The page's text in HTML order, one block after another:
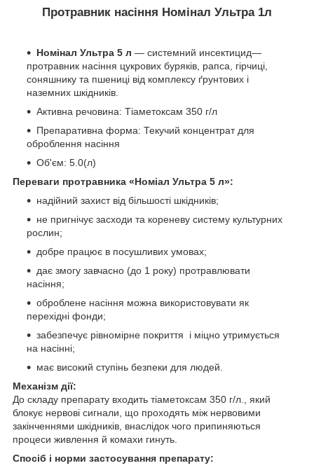
Протравник насіння Номінал Ультра 1л
Номінал Ультра 5 л — системний инсектицид—
протравник насіння цукрових буряків, рапса, гірчиці,
соняшнику та пшениці від комплексу ґрунтових і
наземних шкідників.
Активна речовина: Тіаметоксам 350 г/л
Препаративна форма: Текучий концентрат для
оброблення насіння
Об'єм: 5.0(л)
Переваги протравника «Номіал Ультра 5 л»:
надійний захист від більшості шкідників;
не пригнічує засходи та кореневу систему культурних
рослин;
добре працює в посушливих умовах;
дає змогу завчасно (до 1 року) протравлювати
насіння;
оброблене насіння можна використовувати як
перехідні фонди;
забезпечує рівномірне покриття і міцно утримується
на насінні;
має високий ступінь безпеки для людей.
Механізм дії:
До складу препарату входить тіаметоксам 350 г/л., який
блокує нервові сигнали, що проходять між нервовими
закінченнями шкідників, внаслідок чого припиняються
процеси живлення й комахи гинуть.
Спосіб і норми застосування препарату: